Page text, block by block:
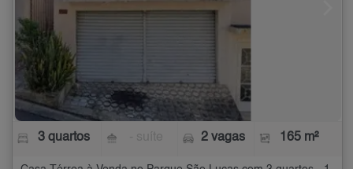
3 quartos 2 vagas 165 m²